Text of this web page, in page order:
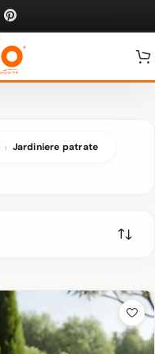
Jardiniere patrate